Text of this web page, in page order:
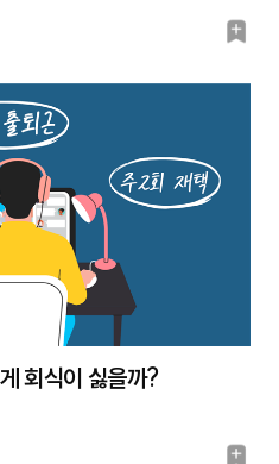
북
회식이 싫을까?
북